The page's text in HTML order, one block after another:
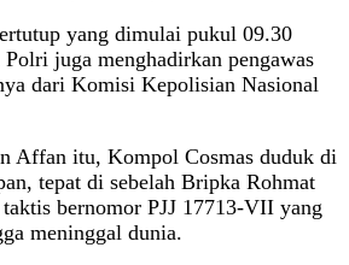
yang dimulai pukul 09.30
juga menghadirkan pengawas
dari Komisi Kepolisian Nasional
Affan itu, Kompol Cosmas duduk di
tepat di sebelah Bripka Rohmat
bernomor PJJ 17713-VII yang
meninggal dunia.